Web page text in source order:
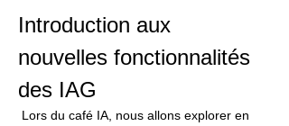
Introduction aux
nouvelles fonctionnalités
des IAG